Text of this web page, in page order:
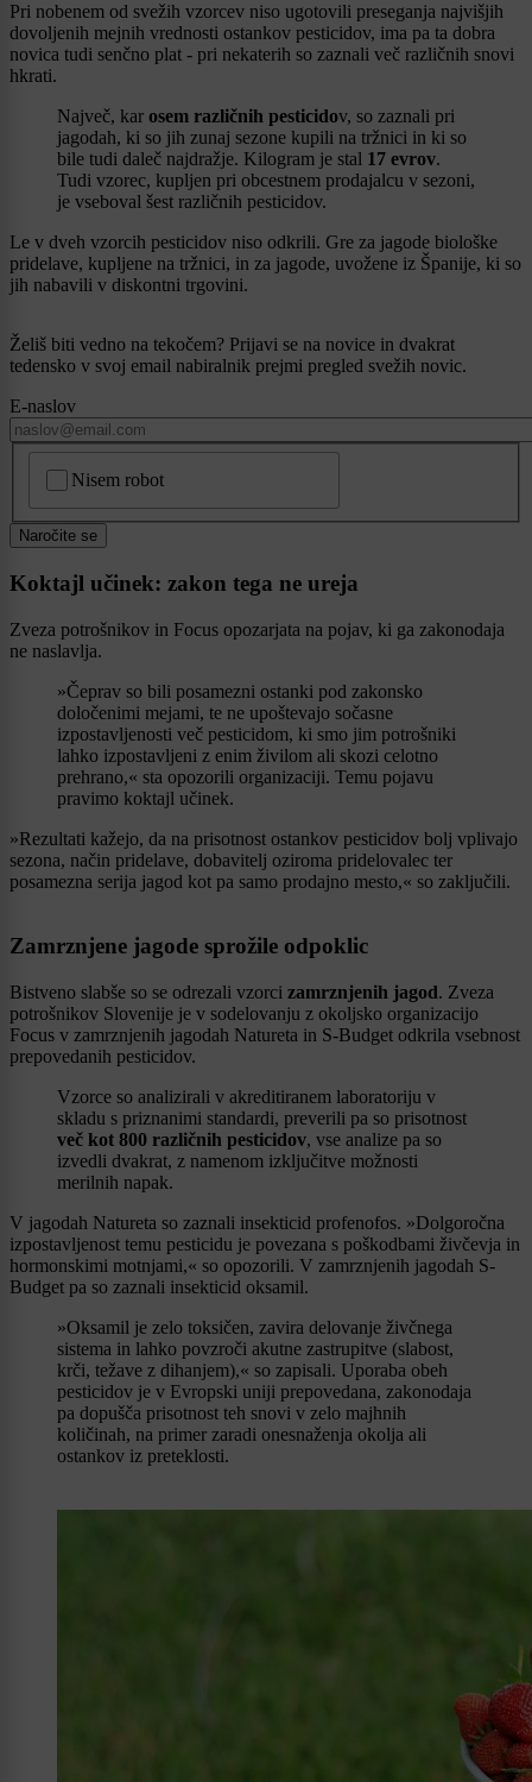
Pri nobenem od svežih vzorcev niso ugotovili preseganja najvišjih
dovoljenih mejnih vrednosti ostankov pesticidov, ima pa ta dobra
novica tudi senčno plat - pri nekaterih so zaznali več različnih snovi
hkrati.
Največ, kar osem različnih pesticidov, so zaznali pri
jagodah, ki so jih zunaj sezone kupili na tržnici in ki so
bile tudi daleč najdražje. Kilogram je stal 17 evrov.
Tudi vzorec, kupljen pri obcestnem prodajalcu v sezoni,
je vseboval šest različnih pesticidov.
Le v dveh vzorcih pesticidov niso odkrili. Gre za jagode biološke
pridelave, kupljene na tržnici, in za jagode, uvožene iz Španije, ki so
jih nabavili v diskontni trgovini.
Želiš biti vedno na tekočem? Prijavi se na novice in dvakrat
tedensko v svoj email nabiralnik prejmi pregled svežih novic.
E-naslov
Nisem robot
Naročite se
Koktajl učinek: zakon tega ne ureja
Zveza potrošnikov in Focus opozarjata na pojav, ki ga zakonodaja
ne naslavlja.
»Čeprav so bili posamezni ostanki pod zakonsko
določenimi mejami, te ne upoštevajo sočasne
izpostavljenosti več pesticidom, ki smo jim potrošniki
lahko izpostavljeni z enim živilom ali skozi celotno
prehrano,« sta opozorili organizaciji. Temu pojavu
pravimo koktajl učinek.
»Rezultati kažejo, da na prisotnost ostankov pesticidov bolj vplivajo
sezona, način pridelave, dobavitelj oziroma pridelovalec ter
posamezna serija jagod kot pa samo prodajno mesto,« so zaključili.
Zamrznjene jagode sprožile odpoklic
Bistveno slabše so se odrezali vzorci zamrznjenih jagod. Zveza
potrošnikov Slovenije je v sodelovanju z okoljsko organizacijo
Focus v zamrznjenih jagodah Natureta in S-Budget odkrila vsebnost
prepovedanih pesticidov.
Vzorce so analizirali v akreditiranem laboratoriju v
skladu s priznanimi standardi, preverili pa so prisotnost
več kot 800 različnih pesticidov, vse analize pa so
izvedli dvakrat, z namenom izključitve možnosti
merilnih napak.
V jagodah Natureta so zaznali insekticid profenofos. »Dolgoročna
izpostavljenost temu pesticidu je povezana s poškodbami živčevja in
hormonskimi motnjami,« so opozorili. V zamrznjenih jagodah S-
Budget pa so zaznali insekticid oksamil.
»Oksamil je zelo toksičen, zavira delovanje živčnega
sistema in lahko povzroči akutne zastrupitve (slabost,
krči, težave z dihanjem),« so zapisali. Uporaba obeh
pesticidov je v Evropski uniji prepovedana, zakonodaja
pa dopušča prisotnost teh snovi v zelo majhnih
količinah, na primer zaradi onesnaženja okolja ali
ostankov iz preteklosti.